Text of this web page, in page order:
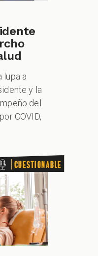
lupa a
y la
del
COVID,
Cuestionable